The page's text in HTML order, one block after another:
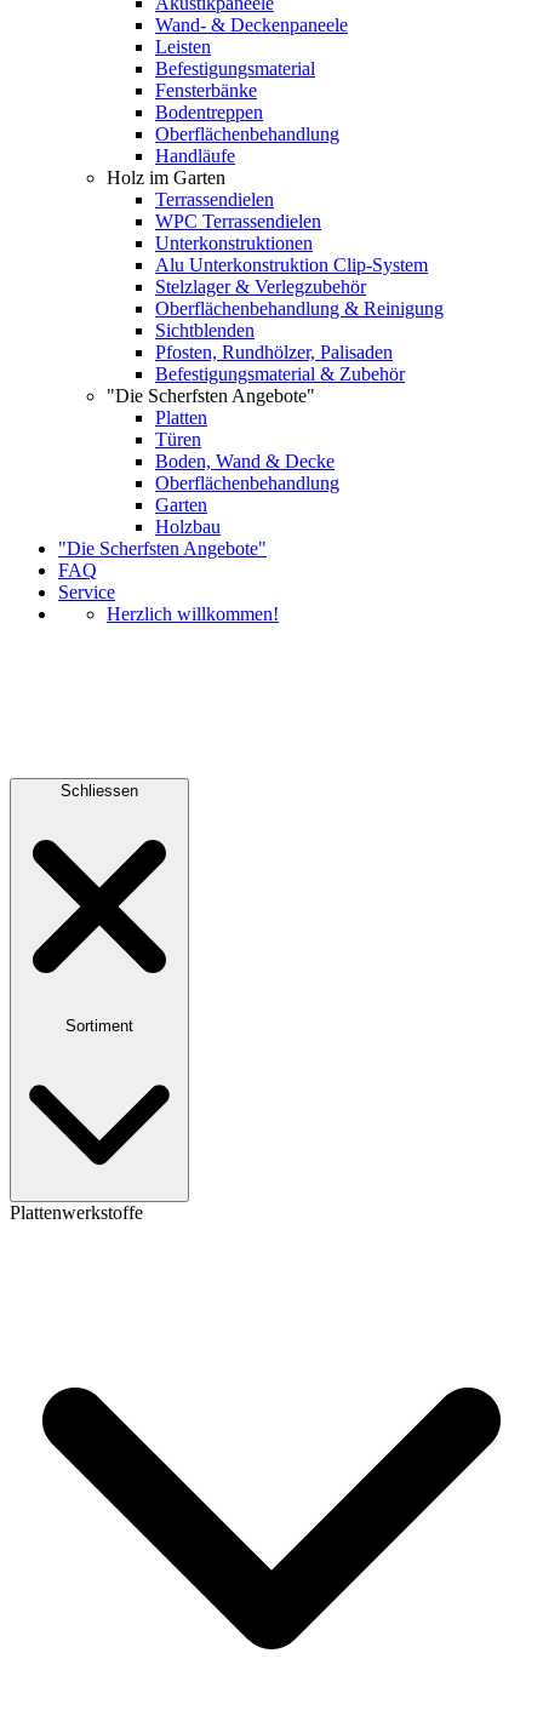
Wand- & Deckenpaneele
Leisten
Befestigungsmaterial
Fensterbänke
Bodentreppen
Oberflächenbehandlung
Handläufe
Holz im Garten
Terrassendielen
WPC Terrassendielen
Unterkonstruktionen
Alu Unterkonstruktion Clip-System
Stelzlager & Verlegzubehör
Oberflächenbehandlung & Reinigung
Sichtblenden
Pfosten, Rundhölzer, Palisaden
Befestigungsmaterial & Zubehör
"Die Scherfsten Angebote"
Platten
Türen
Boden, Wand & Decke
Oberflächenbehandlung
Garten
Holzbau
"Die Scherfsten Angebote"
FAQ
Service
Herzlich willkommen!
Schliessen
Sortiment
Plattenwerkstoffe